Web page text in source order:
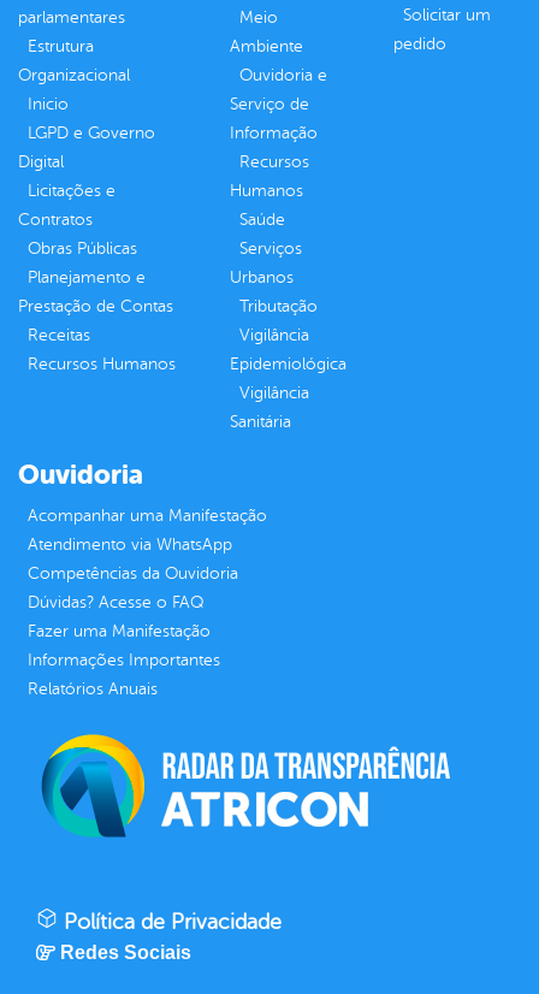
parlamentares
Estrutura
Organizacional
Inicio
LGPD e Governo
Digital
Licitações e
Contratos
Obras Públicas
Planejamento e
Prestação de Contas
Receitas
Recursos Humanos
Meio
Ambiente
Ouvidoria e
Serviço de
Informação
Recursos
Humanos
Saúde
Serviços
Urbanos
Tributação
Vigilância
Epidemiológica
Vigilância
Sanitária
Solicitar um
pedido
Ouvidoria
Acompanhar uma Manifestação
Atendimento via WhatsApp
Competências da Ouvidoria
Dúvidas? Acesse o FAQ
Fazer uma Manifestação
Informações Importantes
Relatórios Anuais
Política de Privacidade
Redes Sociais